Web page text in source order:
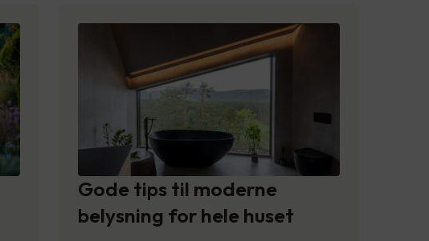
Gode tips til moderne
belysning for hele huset